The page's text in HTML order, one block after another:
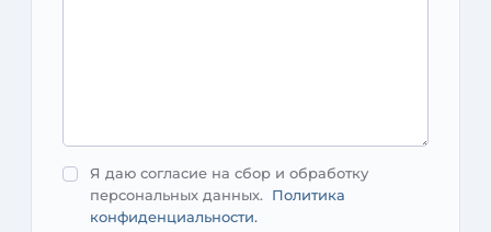
Я даю согласие на сбор и обработку
персональных данных. Политика
конфиденциальности.